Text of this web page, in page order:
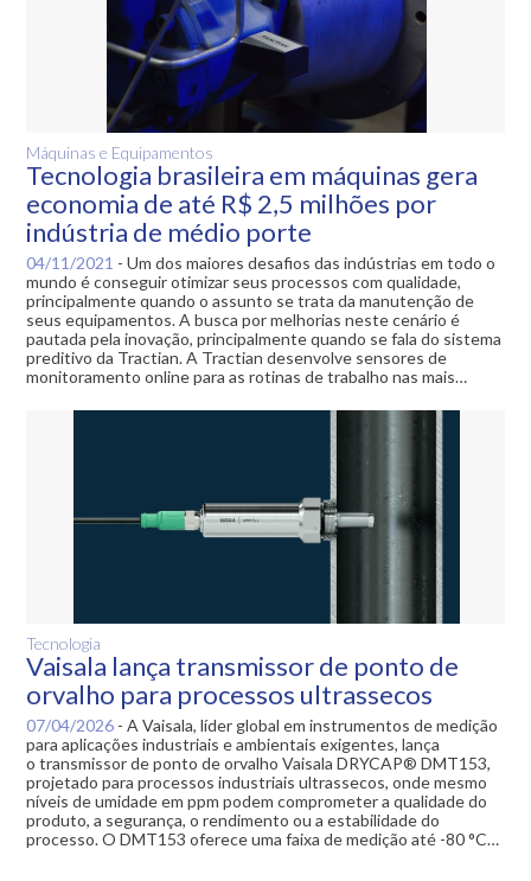
Máquinas e Equipamentos
Tecnologia brasileira em máquinas gera
economia de até R$ 2,5 milhões por
indústria de médio porte
04/11/2021 -Um dos maiores desafios das indústrias em todo o
mundo é conseguir otimizar seus processos com qualidade,
principalmente quando o assunto se trata da manutenção de
seus equipamentos. A busca por melhorias neste cenário é
pautada pela inovação, principalmente quando se fala do sistema
preditivo da Tractian. A Tractian desenvolve sensores de
monitoramento online para as rotinas de trabalho nas mais…
Tecnologia
Vaisala lança transmissor de ponto de
orvalho para processos ultrassecos
07/04/2026 -A Vaisala, líder global em instrumentos de medição
para aplicações industriais e ambientais exigentes, lança
o transmissor de ponto de orvalho Vaisala DRYCAP® DMT153,
projetado para processos industriais ultrassecos, onde mesmo
níveis de umidade em ppm podem comprometer a qualidade do
produto, a segurança, o rendimento ou a estabilidade do
processo. O DMT153 oferece uma faixa de medição até -80 °C…